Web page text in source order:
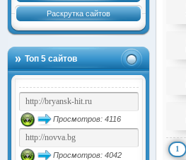
Раскрутка сайтов
Топ 5 сайтов
Просмотров: 4116
Просмотров: 4042
1